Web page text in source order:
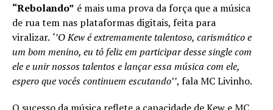
“Rebolando” é mais uma prova da força que a música
de rua tem nas plataformas digitais, feita para
viralizar. ‘’O Kew é extremamente talentoso, carismático e
um bom menino, eu tô feliz em participar desse single com
ele e unir nossos talentos e lançar essa música com ele,
espero que vocês continuem escutando’’, fala MC Livinho.
O sucesso da música reflete a capacidade de Kew e MC